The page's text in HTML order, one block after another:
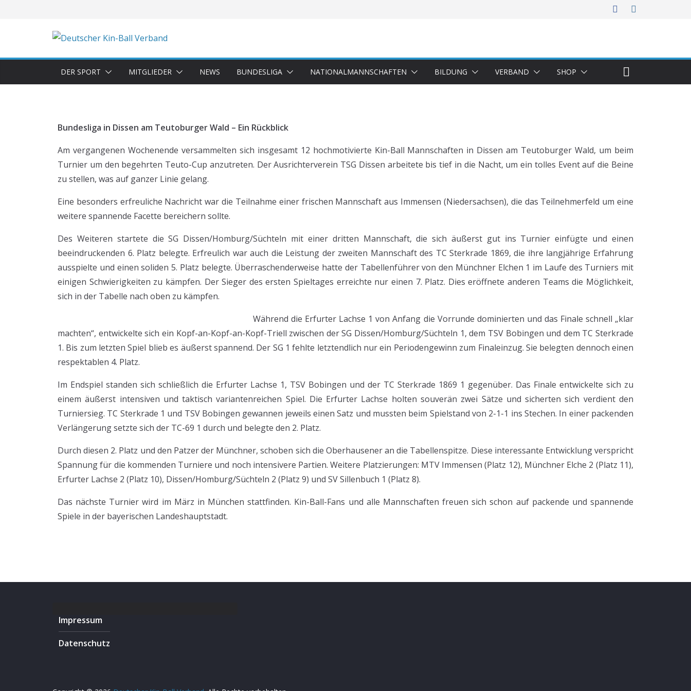
DER SPORT MITGLIEDER NEWS BUNDESLIGA NATIONALMANNSCHAFTEN BILDUNG VERBAND SHOP
Bundesliga in Dissen am Teutoburger Wald – Ein Rückblick
Am vergangenen Wochenende versammelten sich insgesamt 12 hochmotivierte Kin-Ball Mannschaften in Dissen am Teutoburger Wald, um beim
Turnier um den begehrten Teuto-Cup anzutreten. Der Ausrichterverein TSG Dissen arbeitete bis tief in die Nacht, um ein tolles Event auf die Beine
zu stellen, was auf ganzer Linie gelang.
Eine besonders erfreuliche Nachricht war die Teilnahme einer frischen Mannschaft aus Immensen (Niedersachsen), die das Teilnehmerfeld um eine
weitere spannende Facette bereichern sollte.
Des Weiteren startete die SG Dissen/Homburg/Süchteln mit einer dritten Mannschaft, die sich äußerst gut ins Turnier einfügte und einen
beeindruckenden 6. Platz belegte. Erfreulich war auch die Leistung der zweiten Mannschaft des TC Sterkrade 1869, die ihre langjährige Erfahrung
ausspielte und einen soliden 5. Platz belegte. Überraschenderweise hatte der Tabellenführer von den Münchner Elchen 1 im Laufe des Turniers mit
einigen Schwierigkeiten zu kämpfen. Der Sieger des ersten Spieltages erreichte nur einen 7. Platz. Dies eröffnete anderen Teams die Möglichkeit,
sich in der Tabelle nach oben zu kämpfen.
Während die Erfurter Lachse 1 von Anfang die Vorrunde dominierten und das Finale schnell „klar
machten“, entwickelte sich ein Kopf-an-Kopf-an-Kopf-Triell zwischen der SG Dissen/Homburg/Süchteln 1, dem TSV Bobingen und dem TC Sterkrade
1. Bis zum letzten Spiel blieb es äußerst spannend. Der SG 1 fehlte letztendlich nur ein Periodengewinn zum Finaleinzug. Sie belegten dennoch einen
respektablen 4. Platz.
Im Endspiel standen sich schließlich die Erfurter Lachse 1, TSV Bobingen und der TC Sterkrade 1869 1 gegenüber. Das Finale entwickelte sich zu
einem äußerst intensiven und taktisch variantenreichen Spiel. Die Erfurter Lachse holten souverän zwei Sätze und sicherten sich verdient den
Turniersieg. TC Sterkrade 1 und TSV Bobingen gewannen jeweils einen Satz und mussten beim Spielstand von 2-1-1 ins Stechen. In einer packenden
Verlängerung setzte sich der TC-69 1 durch und belegte den 2. Platz.
Durch diesen 2. Platz und den Patzer der Münchner, schoben sich die Oberhausener an die Tabellenspitze. Diese interessante Entwicklung verspricht
Spannung für die kommenden Turniere und noch intensivere Partien. Weitere Platzierungen: MTV Immensen (Platz 12), Münchner Elche 2 (Platz 11),
Erfurter Lachse 2 (Platz 10), Dissen/Homburg/Süchteln 2 (Platz 9) und SV Sillenbuch 1 (Platz 8).
Das nächste Turnier wird im März in München stattfinden. Kin-Ball-Fans und alle Mannschaften freuen sich schon auf packende und spannende
Spiele in der bayerischen Landeshauptstadt.
Impressum
Datenschutz